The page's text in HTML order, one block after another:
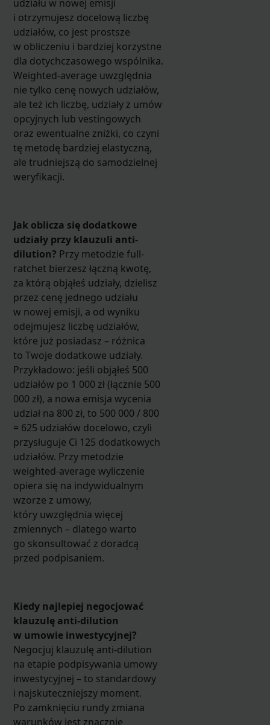
udziału w nowej emisji
i otrzymujesz docelową liczbę
udziałów, co jest prostsze
w obliczeniu i bardziej korzystne
dla dotychczasowego wspólnika.
Weighted-average uwzględnia
nie tylko cenę nowych udziałów,
ale też ich liczbę, udziały z umów
opcyjnych lub vestingowych
oraz ewentualne zniżki, co czyni
tę metodę bardziej elastyczną,
ale trudniejszą do samodzielnej
weryfikacji.
Jak oblicza się dodatkowe
udziały przy klauzuli anti-
dilution? Przy metodzie full-
ratchet bierzesz łączną kwotę,
za którą objąłeś udziały, dzielisz
przez cenę jednego udziału
w nowej emisji, a od wyniku
odejmujesz liczbę udziałów,
które już posiadasz – różnica
to Twoje dodatkowe udziały.
Przykładowo: jeśli objąłeś 500
udziałów po 1 000 zł (łącznie 500
000 zł), a nowa emisja wycenia
udział na 800 zł, to 500 000 / 800
= 625 udziałów docelowo, czyli
przysługuje Ci 125 dodatkowych
udziałów. Przy metodzie
weighted-average wyliczenie
opiera się na indywidualnym
wzorze z umowy,
który uwzględnia więcej
zmiennych – dlatego warto
go skonsultować z doradcą
przed podpisaniem.
Kiedy najlepiej negocjować
klauzulę anti-dilution
w umowie inwestycyjnej?
Negocjuj klauzulę anti-dilution
na etapie podpisywania umowy
inwestycyjnej – to standardowy
i najskuteczniejszy moment.
Po zamknięciu rundy zmiana
warunków jest znacznie